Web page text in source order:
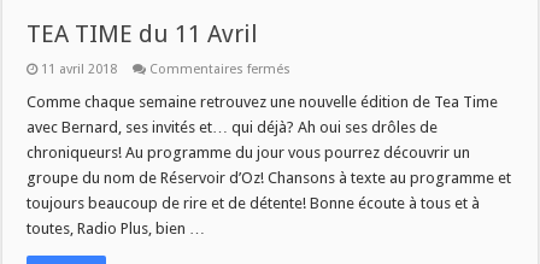
TEA TIME du 11 Avril
11 avril 2018 Commentaires fermés
TIME
11
Avril
Comme chaque semaine retrouvez une nouvelle édition de Tea Time
avec Bernard, ses invités et… qui déjà? Ah oui ses drôles de
chroniqueurs! Au programme du jour vous pourrez découvrir un
groupe du nom de Réservoir d’Oz! Chansons à texte au programme et
toujours beaucoup de rire et de détente! Bonne écoute à tous et à
toutes, Radio Plus, bien …